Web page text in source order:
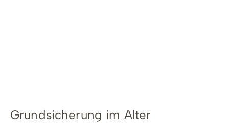
Grundsicherung im Alter